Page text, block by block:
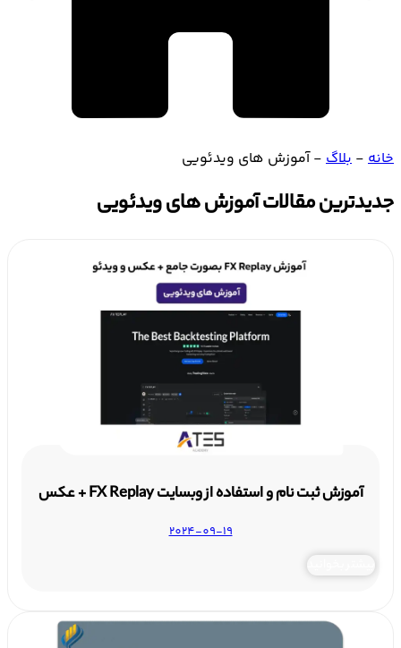
خانه - بلاگ -آموزش های ویدئویی
جدیدترین مقالات آموزش های ویدئویی
آموزش ثبت نام و استفاده از وبسایت FX Replay + عکس
2024-09-19
بیشتر بخوانید